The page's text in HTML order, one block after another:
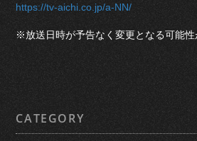
https://tv-aichi.co.jp/a-NN/
※放送日時が予告なく変更となる可能性
CATEGORY